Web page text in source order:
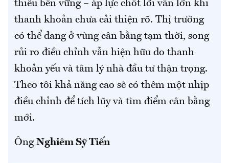
thiếu bền vững – áp lực chốt lời vẫn lớn khi
thanh khoản chưa cải thiện rõ. Thị trường
có thể đang ở vùng cân bằng tạm thời, song
rủi ro điều chỉnh vẫn hiện hữu do thanh
khoản yếu và tâm lý nhà đầu tư thận trọng.
Theo tôi khả năng cao sẽ có thêm một nhịp
điều chỉnh để tích lũy và tìm điểm cân bằng
mới.
Ông Nghiêm Sỹ Tiến